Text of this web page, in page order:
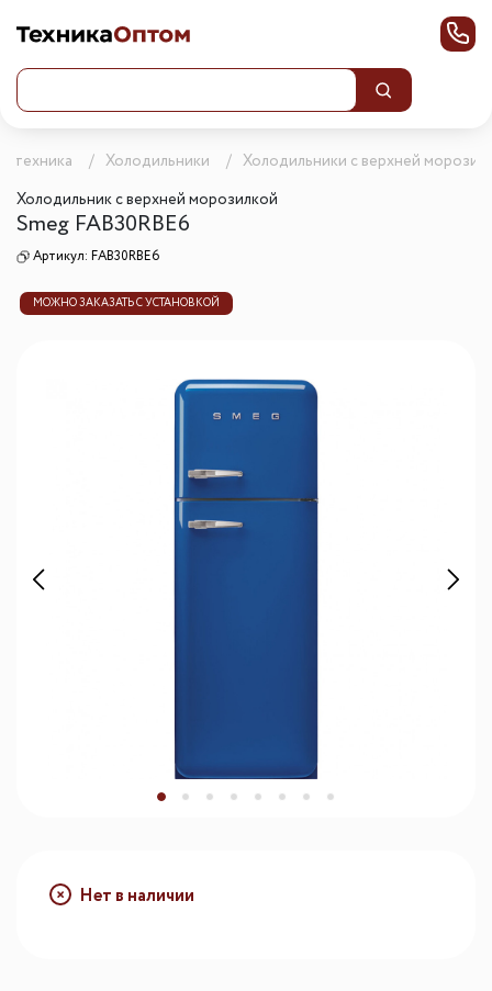
техника Холодильники
Холодильники с верхней
Холодильник с верхней морозилкой
Smeg FAB30RBE6
Артикул: FAB30RBE6
МОЖНО ЗАКАЗАТЬ С УСТАНОВКОЙ
Нет в наличии